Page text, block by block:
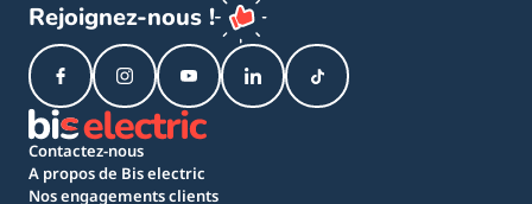
Rejoignez-nous !
Contactez-nous
A propos de Bis electric
Nos engagements clients